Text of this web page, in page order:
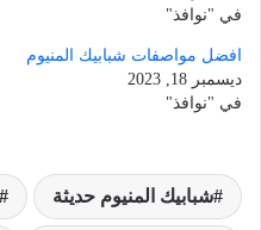
في "نوافذ"
افضل مواصفات شبابيك المنيوم
ديسمبر 18, 2023
في "نوافذ"
شبابيك المنيوم حديثة